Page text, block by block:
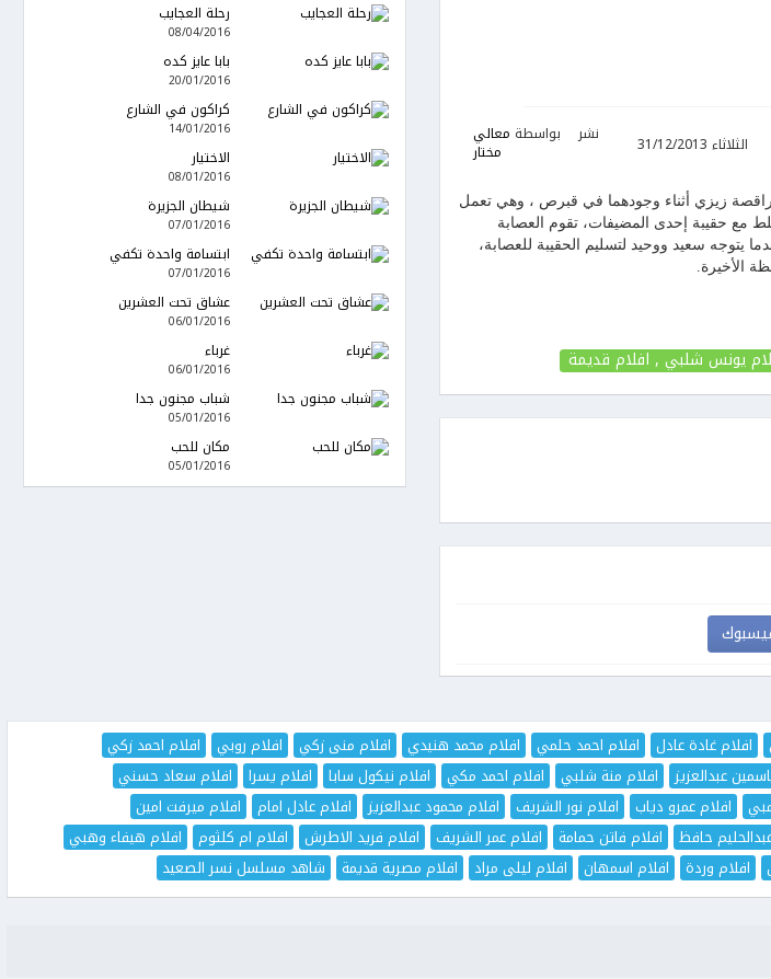
نشر الثلاثاء 31/12/2013 بواسطة معالي
مختار
زيزي أثناء وجودهما في قبرص ، وهي تعمل
مع حقيبة إحدى المضيفات، تقوم العصابة
سعيد ووحيد لتسليم الحقيبة للعصابة،
الأخيرة.
يونس شلبي , افلام قديمة
رحلة العجايب
08/04/2016
بابا عايز كده
20/01/2016
كراكون في الشارع
14/01/2016
الاختيار
08/01/2016
شيطان الجزيرة
07/01/2016
ابتسامة واحدة تكفي
07/01/2016
عشاق تحت العشرين
06/01/2016
غرباء
06/01/2016
شباب مجنون جدا
05/01/2016
مكان للحب
05/01/2016
افلام غادة عادل افلام احمد حلمي افلام محمد هنيدي افلام منى زكي افلام روبي
افلام احمد زكي
عبدالعزيز افلام منة شلبي افلام احمد مكي افلام نيكول سابا افلام يسرا
افلام سعاد حسني
افلام عمرو دياب افلام نور الشريف افلام محمود عبدالعزيز افلام عادل امام
افلام ميرفت امين
حافظ افلام فاتن حمامة افلام عمر الشريف افلام فريد الاطرش افلام ام كلثوم
افلام هيفاء وهبي
افلام وردة افلام اسمهان افلام ليلى مراد افلام مصرية قديمة شاهد مسلسل نسر الصعيد